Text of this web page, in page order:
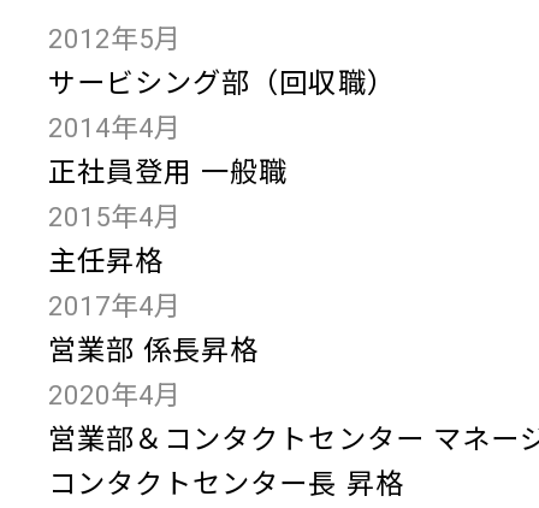
2012年5月
サービシング部（回収職）
2014年4月
正社員登用 一般職
2015年4月
主任昇格
2017年4月
営業部 係長昇格
2020年4月
営業部＆コンタクトセンター マネー
コンタクトセンター長 昇格